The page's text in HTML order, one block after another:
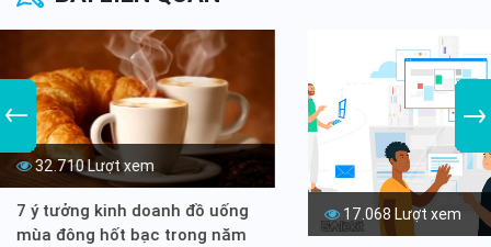
32.710 Lượt xem
7 ý tưởng kinh doanh đồ uống
mùa đông hốt bạc trong năm
17.068 Lượt xem